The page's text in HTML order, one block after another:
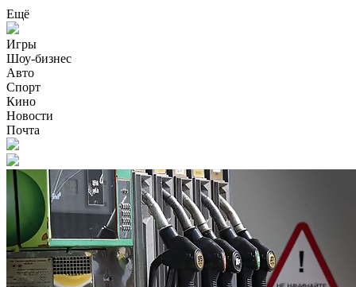
Ещё
Игры
Шоу-бизнес
Авто
Спорт
Кино
Новости
Почта